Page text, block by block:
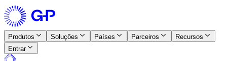
Produtos​​ Soluções​​ Países​​ Parceiros​​
Recursos​​
Entrar​​